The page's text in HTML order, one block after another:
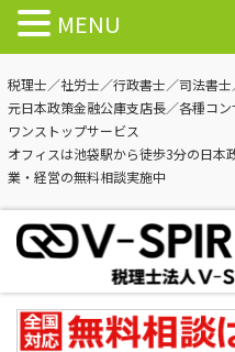
税理士／社労士／行政書士／司法書
元日本政策金融公庫支店長／各種コ
ワンストップサービス
オフィスは池袋駅から徒歩3分の日本
業・経営の無料相談実施中
MENU